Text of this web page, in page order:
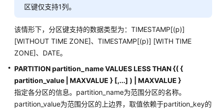
AUDIT
CREATE
CLIENT
MASTER
KEY
区键仅支持1列。
该情形下，分区键支持的数据类型为：TIMESTAMP[(p)]
[WITHOUT TIME ZONE]、TIMESTAMP[(p)] [WITH TIME
ZONE]、DATE。
PARTITION partition_name VALUES LESS THAN {( {
partition_value | MAXVALUE } [,...] ) | MAXVALUE }
指定各分区的信息。partition_name为范围分区的名称。
partition_value为范围分区的上边界，取值依赖于partition_key的